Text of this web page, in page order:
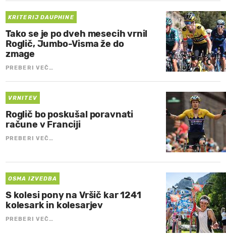
KRITERIJ DAUPHINE
Tako se je po dveh mesecih vrnil
Roglič, Jumbo-Visma že do
zmage
PREBERI VEČ…
VRNITEV
Roglič bo poskušal poravnati
račune v Franciji
PREBERI VEČ…
OSMA IZVEDBA
S kolesi pony na Vršič kar 1241
kolesark in kolesarjev
PREBERI VEČ…